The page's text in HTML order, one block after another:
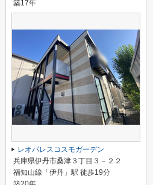
築17年
レオパレスコスモガーデン
兵庫県伊丹市桑津３丁目３－２２
福知山線「伊丹」駅 徒歩19分